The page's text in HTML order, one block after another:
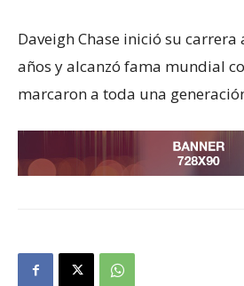
Daveigh Chase inició su
años y alcanzó fama mundial
marcaron a toda una